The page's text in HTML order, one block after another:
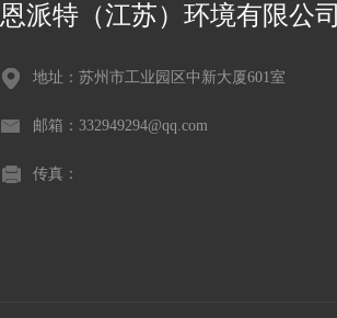
恩派特（江苏）环境有限公司
地址：苏州市工业园区中新大厦601室
邮箱：332949294@qq.com
传真：